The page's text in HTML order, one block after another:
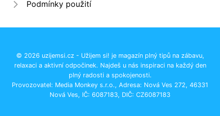
Podmínky použití
© 2026 uzijemsi.cz - Užijem si! je magazín plný tipů na zábavu,
relaxaci a aktivní odpočinek. Najdeš u nás inspiraci na každý den
plný radosti a spokojenosti.
Provozovatel: Media Monkey s.r.o., Adresa: Nová Ves 272, 46331
Nová Ves, IČ: 6087183, DIČ: CZ6087183